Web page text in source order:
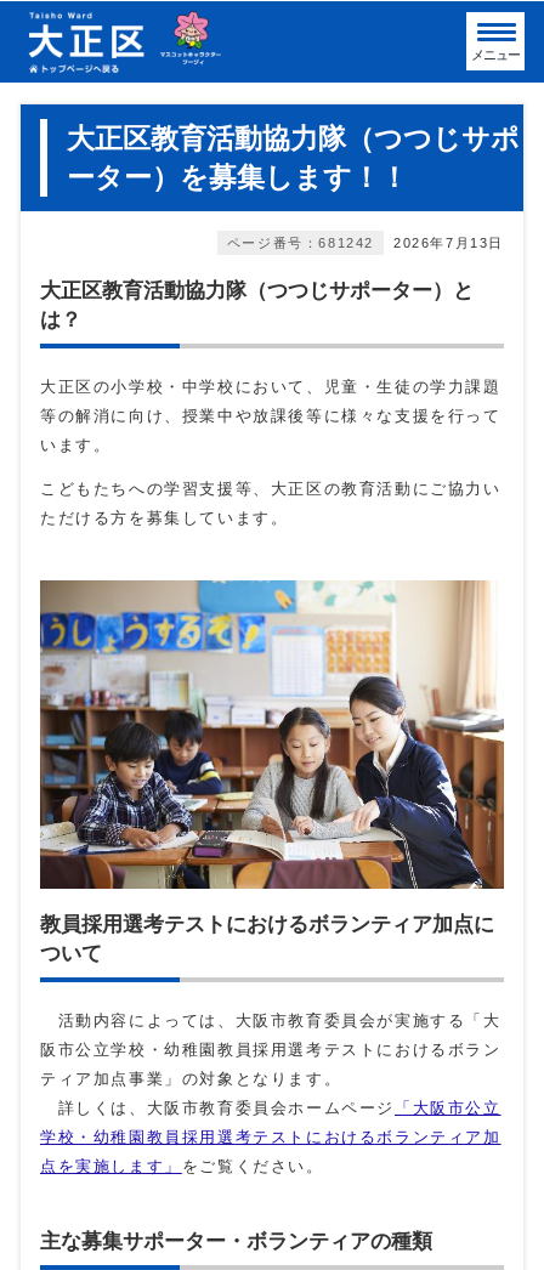
メニュー
大正区教育活動協力隊（つつじサポ
ーター）を募集します！！
2026年7月13日
ページ番号：681242
大正区教育活動協力隊（つつじサポーター）と
は？
大正区の小学校・中学校において、児童・生徒の学力課題
等の解消に向け、授業中や放課後等に様々な支援を行って
います。
こどもたちへの学習支援等、大正区の教育活動にご協力い
ただける方を募集しています。
教員採用選考テストにおけるボランティア加点に
ついて
活動内容によっては、大阪市教育委員会が実施する「大
阪市公立学校・幼稚園教員採用選考テストにおけるボラン
ティア加点事業」の対象となります。
詳しくは、大阪市教育委員会ホームページ
「大阪市公立
学校・幼稚園教員採用選考テストにおけるボランティア加
点を実施します」 をご覧ください。
主な募集サポーター・ボランティアの種類